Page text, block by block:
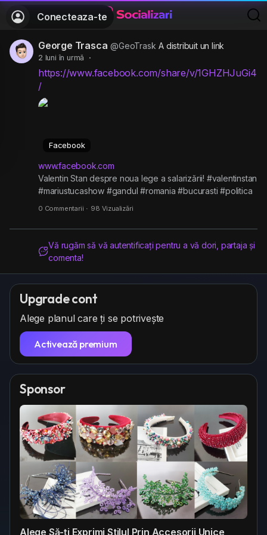
Conecteaza-te
George Trasca @GeoTrask A distribuit un link
2 luni în urmă ·
https://www.facebook.com/share/v/1GHZHJuGi4
/
Facebook
www.facebook.com
Valentin Stan despre noua lege a salarizării! #valentinstan
#mariustucashow #gandul #romania #bucurasti #politica
0 Commentarii · 98 Vizualizări
Vă rugăm să vă autentificați pentru a vă dori, partaja și
comenta!
Upgrade cont
Alege planul care ți se potrivește
Activează premium
Sponsor
Alege Să-ți Exprimi Stilul Prin Accesorii Unice